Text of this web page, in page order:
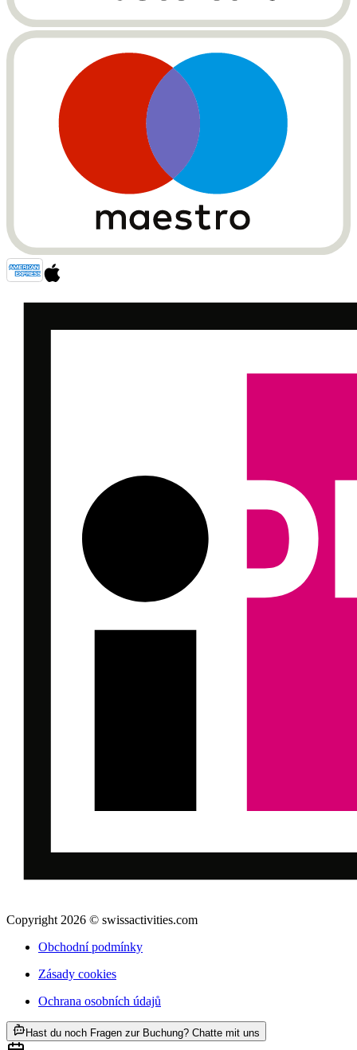
Copyright 2026 © swissactivities.com
Obchodní podmínky
Zásady cookies
Ochrana osobních údajů
Hast du noch Fragen zur Buchung? Chatte mit uns